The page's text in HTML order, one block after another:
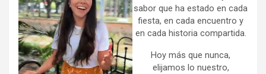
sabor que ha estado en cada
fiesta, en cada encuentro y
en cada historia compartida.
Hoy más que nunca,
elijamos lo nuestro,